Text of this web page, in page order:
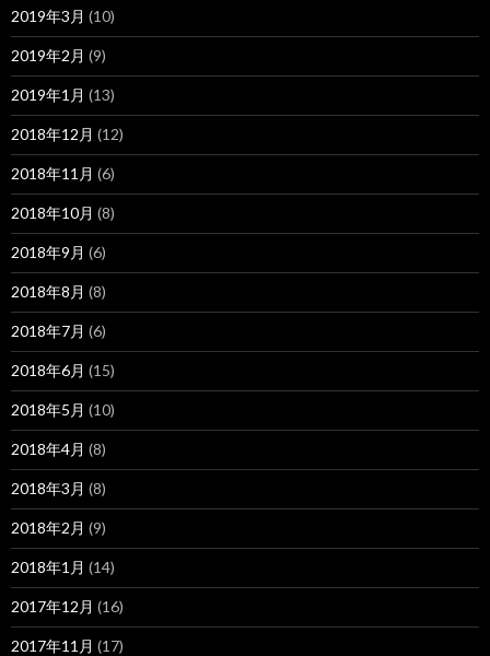
2019年3月 (10)
2019年2月 (9)
2019年1月 (13)
2018年12月 (12)
2018年11月 (6)
2018年10月 (8)
2018年9月 (6)
2018年8月 (8)
2018年7月 (6)
2018年6月 (15)
2018年5月 (10)
2018年4月 (8)
2018年3月 (8)
2018年2月 (9)
2018年1月 (14)
2017年12月 (16)
2017年11月 (17)